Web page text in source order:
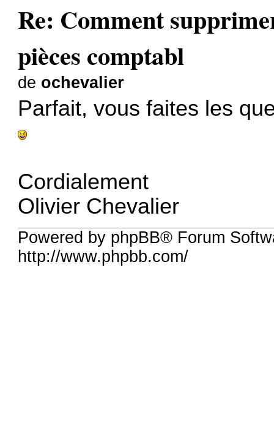
Re: Comment
pièces comptabl
de ochevalier
Parfait, vous faites les
Cordialement
Olivier Chevalier
Powered by phpBB® Forum
http://www.phpbb.com/